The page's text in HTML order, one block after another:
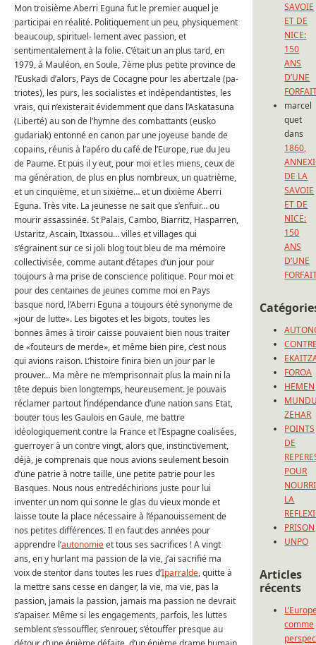
Mon troisième Aberri Eguna fut le premier auquel je
participai en réalité. Politiquement un peu, physiquement
beaucoup, spirituel- lement avec passion, et
sentimentalement à la folie. C’était un an plus tard, en
1979, à Mauléon, en Soule, 7ème plus petite province de
l’Euskadi d’alors, Pays de Cocagne pour les abertzale (pa-
triotes), les purs, les socialistes et indépendantistes, les
vrais, qui n’existerait évidemment que dans l’Askatasuna
(Liberté) au son de l’hymne des combattants (eusko
gudariak) entonné en canon par une joyeuse bande de
copains, réunis à l’apéro du café de l’Europe, rue du Jeu
de Paume. Et puis il y eut, pour moi et les miens, ceux de
ma génération, de plus en plus nombreux, un quatrième,
et un cinquième, et un sixième… et un dixième Aberri
Eguna. Très vite. La jeunesse ne sait que s’enfuir… ou
mourir assassinée. St Palais, Cambo, Biarritz, Hasparren,
Ustaritz, Ascain, Itxassou… villes et villages qui
s’égrainent sur ce si joli blog tout bleu de ma mémoire
collectivisée, comme autant d’étapes d’un jour pour
toujours à ma prise de conscience politique. Pour moi et
pour des centaines de jeunes comme moi en Pays
basque nord, l’Aberri Eguna a toujours été synonyme de
«jour de lutte». Les bigotes et les bigots, toutes les
bonnes âmes à tiroir caisse pouvaient bien nous traiter
de «fouteurs de merde», et même bien pire, c’est nous
qui avions raison. L’histoire finira bien un jour par le
prouver… Ma mère ne m’emprisonnait plus la main ni la
tête depuis bien longtemps, heureusement. Je pouvais
réclamer partout l’indépendance d’une nation sans Etat,
bouter tous les Gaulois en Gaule, me battre
idéologiquement contre la France et l’Espagne coalisées,
guerroyer à un contre vingt, alors que, instinctivement,
déjà, je comprenais que nous avions seulement besoin
d’une patrie à notre taille, une petite patrie pour les
Basques. Nous nous entredéchirions juste pour lui
inventer un nom qui sonne le glas du vieux monde et
laisse toute la place nécessaire à l’épanouissement de
nos petites différences. Il en faut des années pour
apprendre l’autonomieet tous ses sacrifices ! A vingt
ans, en y hurlant ma passion de la vie, j’ai sacrifié ma
voix de stentor dans toutes les rues d’Iparralde, quitte à
la mettre sans cesse en danger, la vie, ma vie, pas la
passion, jamais la passion, jamais ma passion ne devrait
s’apaiser. Même si les engagements, parfois, les luttes
semblent s’essouffler, s’enrouer, s’étouffer presque au
SAVOIE
ET DE
NICE:
150
ANS
D’UNE
marcel
quet
dans
1860,
DE LA
SAVOIE
ET DE
NICE:
150
ANS
D’UNE
FOROA
HEMEN
ZEHAR
POINTS
DE
POUR
LA
PRISON
UNPO
Articles
récents
comme